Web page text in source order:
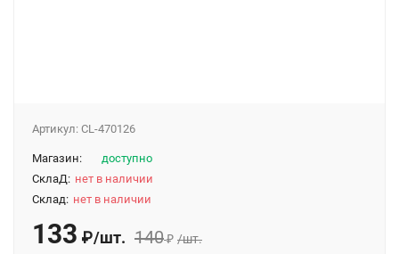
Артикул: CL-470126
Магазин:
доступно
СклаД: нет в наличии
Склад: нет в наличии
133 ₽/шт. 140₽ /шт.